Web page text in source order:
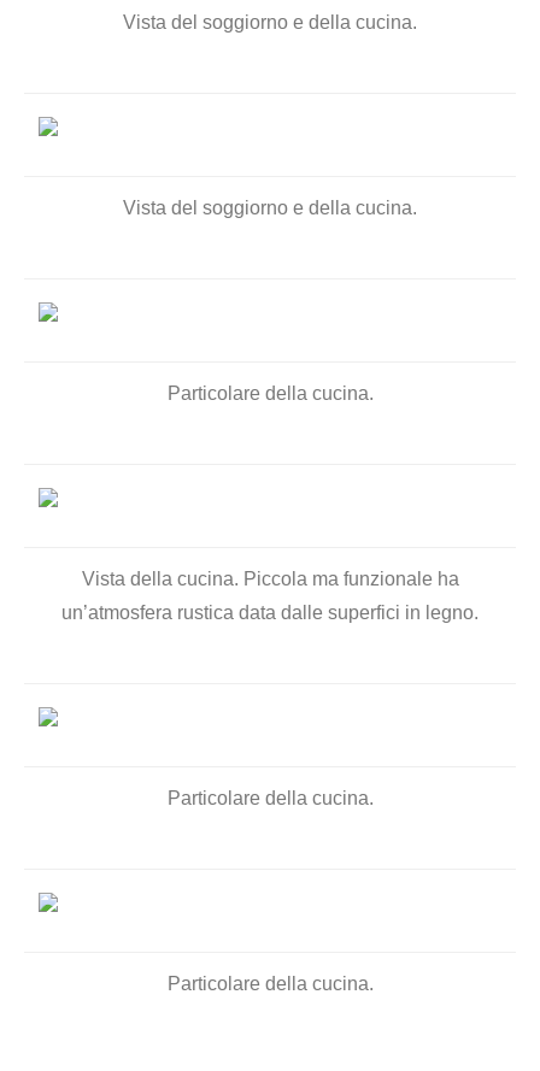
Vista del soggiorno e della cucina.
Vista del soggiorno e della cucina.
Particolare della cucina.
Vista della cucina. Piccola ma funzionale ha
un’atmosfera rustica data dalle superfici in legno.
Particolare della cucina.
Particolare della cucina.